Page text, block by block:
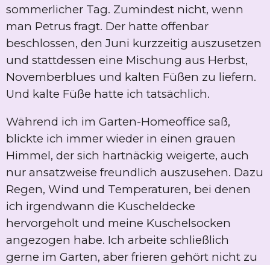
sommerlicher Tag. Zumindest nicht, wenn
man Petrus fragt. Der hatte offenbar
beschlossen, den Juni kurzzeitig auszusetzen
und stattdessen eine Mischung aus Herbst,
Novemberblues und kalten Füßen zu liefern.
Und kalte Füße hatte ich tatsächlich.
Während ich im Garten-Homeoffice saß,
blickte ich immer wieder in einen grauen
Himmel, der sich hartnäckig weigerte, auch
nur ansatzweise freundlich auszusehen. Dazu
Regen, Wind und Temperaturen, bei denen
ich irgendwann die Kuscheldecke
hervorgeholt und meine Kuschelsocken
angezogen habe. Ich arbeite schließlich
gerne im Garten, aber frieren gehört nicht zu